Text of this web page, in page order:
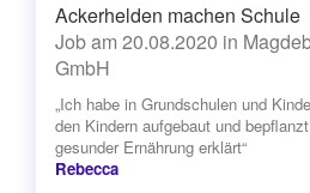
Ackerhelden machen Schule
Job am 20.08.2020 in
GmbH
„Ich habe in Grundschulen und
den Kindern aufgebaut und
gesunder Ernährung erklärt“
Rebecca